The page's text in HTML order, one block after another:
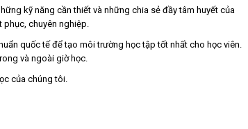
kỹ năng cần thiết và những chia sẻ đầy tâm huyết của
phục, chuyên nghiệp.
quốc tế để tạo môi trường học tập tốt nhất cho học viên.
và ngoài giờ học.
của chúng tôi.